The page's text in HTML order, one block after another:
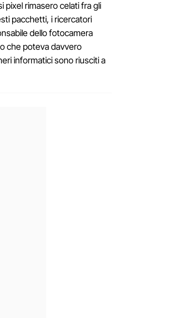
pixel rimasero celati fra gli
pacchetti, i ricercatori
dello fotocamera
che poteva davvero
informatici sono riusciti a